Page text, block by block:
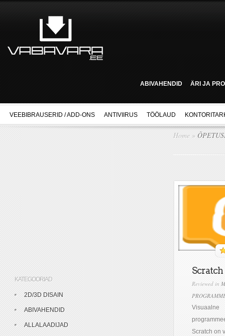
ABIVAHENDID ÄRI JA
VEEBIBRAUSERID / ADD-ONS ANTIVIIRUS TÖÖLAUD
Home »
Scratch
Reviewed in
Visuaalne
Scratch on
KATEGOORIAD
2D/3D DISAIN
ABIVAHENDID
ALLALAADIJAD